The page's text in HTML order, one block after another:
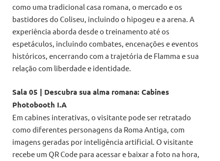
como uma tradicional casa romana, o mercado e os
bastidores do Coliseu, incluindo o hipogeu e a arena. A
experiência aborda desde o treinamento até os
espetáculos, incluindo combates, encenações e eventos
históricos, encerrando com a trajetória de Flamma e sua
relação com liberdade e identidade.
Sala 05 | Descubra sua alma romana: Cabines
Photobooth I.A
Em cabines interativas, o visitante pode ser retratado
como diferentes personagens da Roma Antiga, com
imagens geradas por inteligência artificial. O visitante
recebe um QR Code para acessar e baixar a foto na hora,